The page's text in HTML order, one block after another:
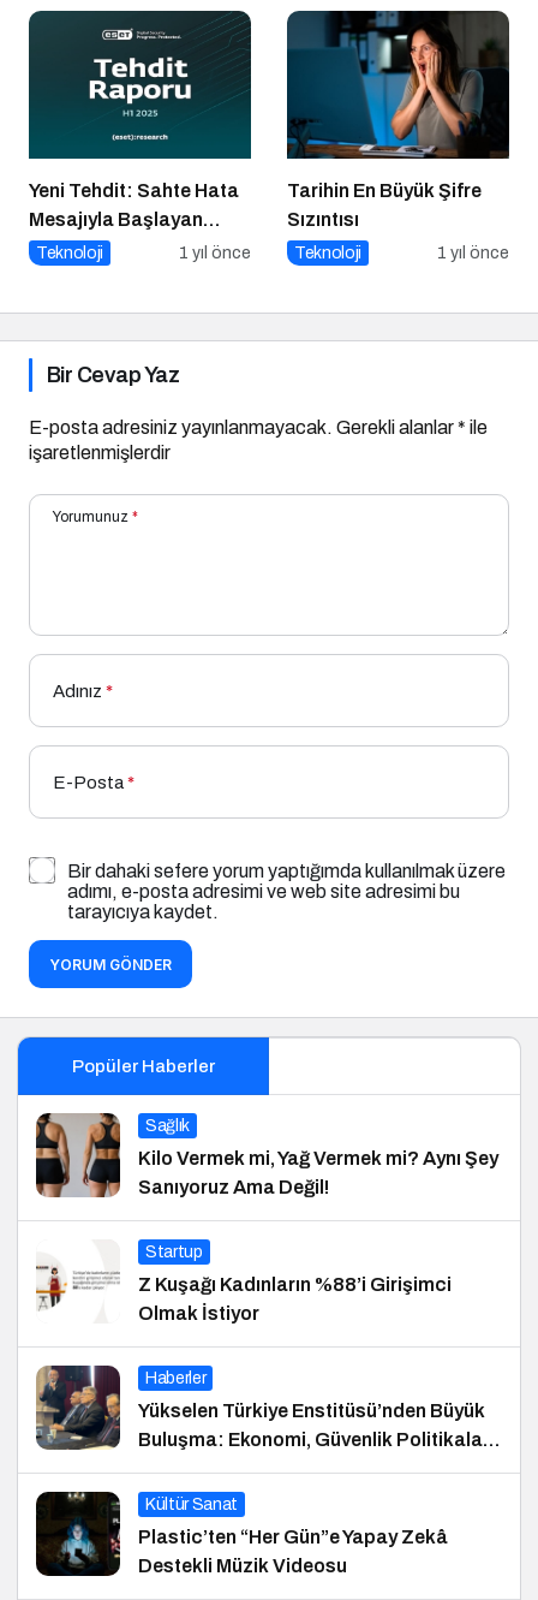
Yeni Tehdit: Sahte Hata
Mesajıyla Başlayan
Siber Saldırılar
Teknoloji 1 yıl önce
Tarihin En Büyük Şifre
Sızıntısı
Teknoloji 1 yıl önce
Bir Cevap Yaz
E-posta adresiniz yayınlanmayacak. Gerekli alanlar* ile
işaretlenmişlerdir
Yorumunuz *
Adınız *
E-Posta*
Bir dahaki sefere yorum yaptığımda kullanılmak üzere
adımı, e-posta adresimi ve web site adresimi bu
tarayıcıya kaydet.
YORUM GÖNDER
Popüler Haberler
Sağlık
Kilo Vermek mi, Yağ Vermek mi? Aynı Şey
Sanıyoruz Ama Değil!
Startup
Z Kuşağı Kadınların %88’i Girişimci
Olmak İstiyor
Haberler
Yükselen Türkiye Enstitüsü’nden Büyük
Buluşma: Ekonomi, Güvenlik Politikaları
ve Hukuk Konferansı
Kültür Sanat
Plastic’ten “Her Gün”e Yapay Zekâ
Destekli Müzik Videosu